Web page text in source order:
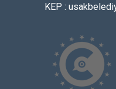
KEP :